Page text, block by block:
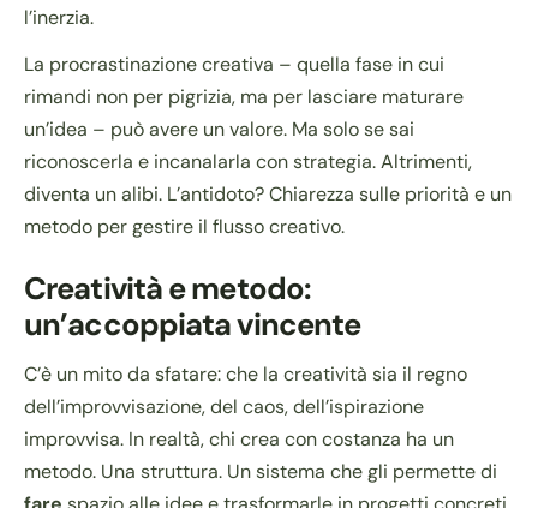
l’inerzia.
La procrastinazione creativa – quella fase in cui
rimandi non per pigrizia, ma per lasciare maturare
un’idea – può avere un valore. Ma solo se sai
riconoscerla e incanalarla con strategia. Altrimenti,
diventa un alibi. L’antidoto? Chiarezza sulle priorità e un
metodo per gestire il flusso creativo.
Creatività e metodo:
un’accoppiata vincente
C’è un mito da sfatare: che la creatività sia il regno
dell’improvvisazione, del caos, dell’ispirazione
improvvisa. In realtà, chi crea con costanza ha un
metodo. Una struttura. Un sistema che gli permette di